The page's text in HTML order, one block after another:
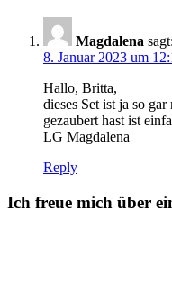
Magdalena sagt:
8. Januar 2023 um
Hallo, Britta,
dieses Set ist ja so
gezaubert hast ist
LG Magdalena
Reply
Ich freue mich über